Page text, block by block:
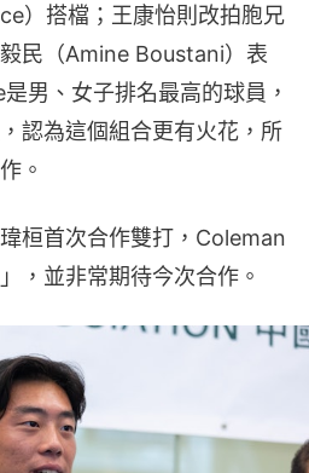
）搭檔；王康怡則改拍胞兄
民（Amine Boustani）表
男、女子排名最高的球員，
認為這個組合更有火花，所
。
桓首次合作雙打，Coleman
，並非常期待今次合作。